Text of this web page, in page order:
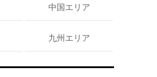
中国エリア
九州エリア